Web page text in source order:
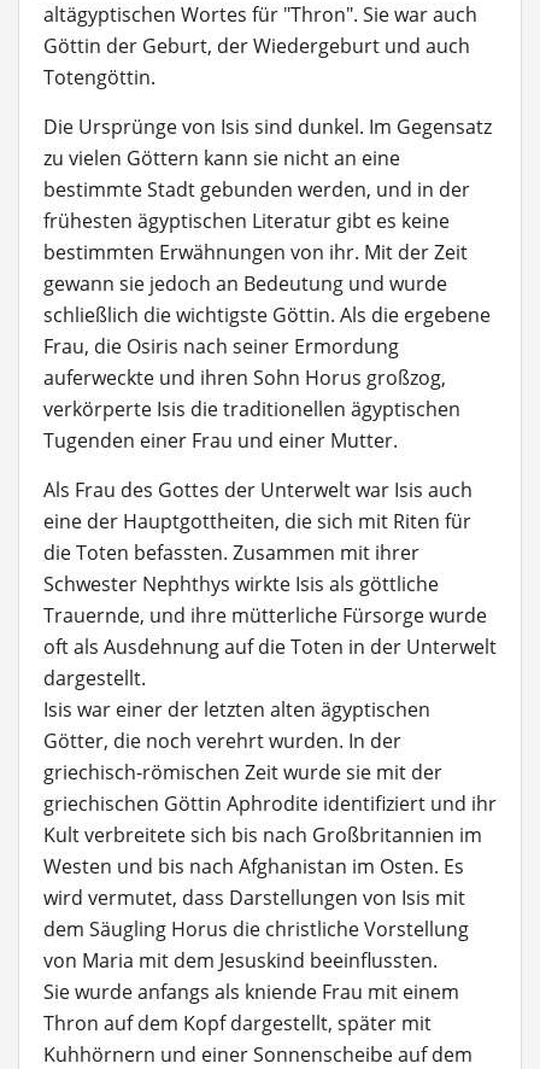
altägyptischen Wortes für "Thron". Sie war auch
Göttin der Geburt, der Wiedergeburt und auch
Totengöttin.
Die Ursprünge von Isis sind dunkel. Im Gegensatz
zu vielen Göttern kann sie nicht an eine
bestimmte Stadt gebunden werden, und in der
frühesten ägyptischen Literatur gibt es keine
bestimmten Erwähnungen von ihr. Mit der Zeit
gewann sie jedoch an Bedeutung und wurde
schließlich die wichtigste Göttin. Als die ergebene
Frau, die Osiris nach seiner Ermordung
auferweckte und ihren Sohn Horus großzog,
verkörperte Isis die traditionellen ägyptischen
Tugenden einer Frau und einer Mutter.
Als Frau des Gottes der Unterwelt war Isis auch
eine der Hauptgottheiten, die sich mit Riten für
die Toten befassten. Zusammen mit ihrer
Schwester Nephthys wirkte Isis als göttliche
Trauernde, und ihre mütterliche Fürsorge wurde
oft als Ausdehnung auf die Toten in der Unterwelt
dargestellt.
Isis war einer der letzten alten ägyptischen
Götter, die noch verehrt wurden. In der
griechisch-römischen Zeit wurde sie mit der
griechischen Göttin Aphrodite identifiziert und ihr
Kult verbreitete sich bis nach Großbritannien im
Westen und bis nach Afghanistan im Osten. Es
wird vermutet, dass Darstellungen von Isis mit
dem Säugling Horus die christliche Vorstellung
von Maria mit dem Jesuskind beeinflussten.
Sie wurde anfangs als kniende Frau mit einem
Thron auf dem Kopf dargestellt, später mit
Kuhhörnern und einer Sonnenscheibe auf dem